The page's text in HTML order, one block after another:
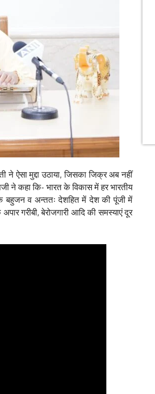
ने ऐसा मुद्दा उठाया, जिसका जिक्र अब नहीं
ने कहा कि- भारत के विकास में हर भारतीय
बहुजन व अन्ततः देशहित में देश की पूंजी में
गरीबी, बेरोजगारी आदि की समस्याएं दूर